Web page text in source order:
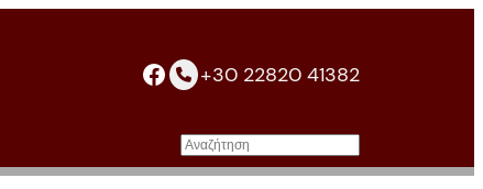
facebook+30 22820 41382
Αναζήτηση